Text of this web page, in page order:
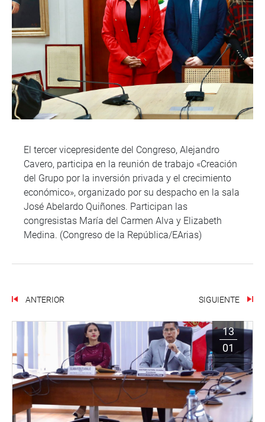
El tercer vicepresidente del Congreso, Alejandro
Cavero, participa en la reunión de trabajo «Creación
del Grupo por la inversión privada y el crecimiento
económico», organizado por su despacho en la sala
José Abelardo Quiñones. Participan las
congresistas María del Carmen Alva y Elizabeth
Medina. (Congreso de la República/EArias)
ANTERIOR SIGUIENTE
13
01